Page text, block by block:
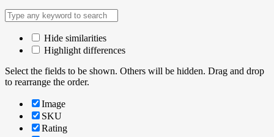
Hide similarities
Highlight differences
Select the fields to be shown. Others will be hidden. Drag and drop
to rearrange the order.
Image
SKU
Rating